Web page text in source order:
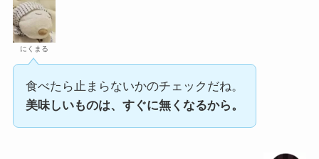
にくまる
食べたら止まらないかのチェックだね。
美味しいものは、すぐに無くなるから。